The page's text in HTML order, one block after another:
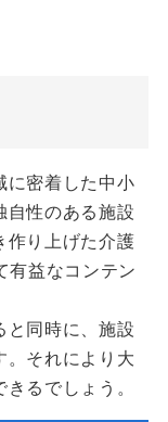
に密着した中小
自性のある施設
作り上げた介護
有益なコンテン
と同時に、施設
。それにより大
るでしょう。